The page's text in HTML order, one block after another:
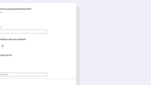
для участия в мероприятиях